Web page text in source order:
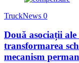
TruckNews 0
Două asociații
transformarea
mecanism